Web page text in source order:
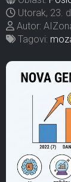
Utorak, 23.
Autor:
Tagovi: